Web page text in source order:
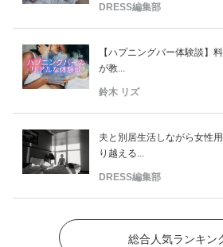
DRESS編集部
【ハプニングバー体験談】
が教...
鈴木 リズ
夫と別居生活しながら女性
り越える...
DRESS編集部
総合人気ランキン